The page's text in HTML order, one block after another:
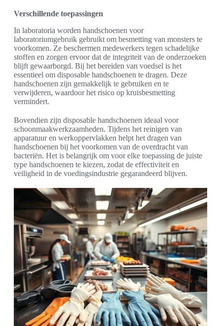
Verschillende toepassingen
In laboratoria worden handschoenen voor
laboratoriumgebruik gebruikt om besmetting van monsters te
voorkomen. Ze beschermen medewerkers tegen schadelijke
stoffen en zorgen ervoor dat de integriteit van de onderzoeken
blijft gewaarborgd. Bij het bereiden van voedsel is het
essentieel om disposable handschoenen te dragen. Deze
handschoenen zijn gemakkelijk te gebruiken en te
verwijderen, waardoor het risico op kruisbesmetting
vermindert.
Bovendien zijn disposable handschoenen ideaal voor
schoonmaakwerkzaamheden. Tijdens het reinigen van
apparatuur en werkoppervlakken helpt het dragen van
handschoenen bij het voorkomen van de overdracht van
bacteriën. Het is belangrijk om voor elke toepassing de juiste
type handschoenen te kiezen, zodat de effectiviteit en
veiligheid in de voedingsindustrie gegarandeerd blijven.